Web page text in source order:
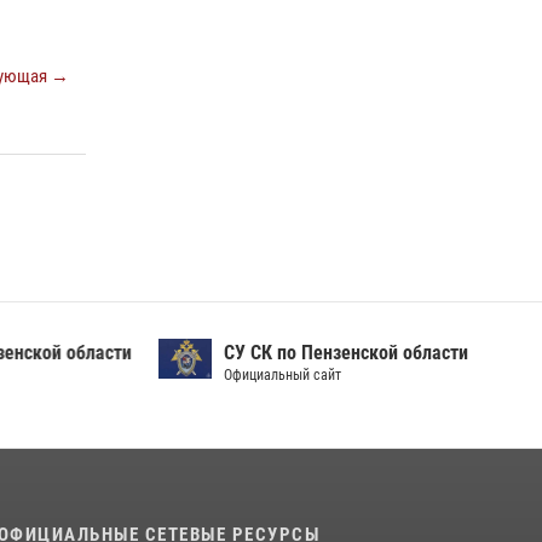
→
области СУ СК по Пензенской области
Официальный сайт
СЕТЕВЫЕ РЕСУРСЫ